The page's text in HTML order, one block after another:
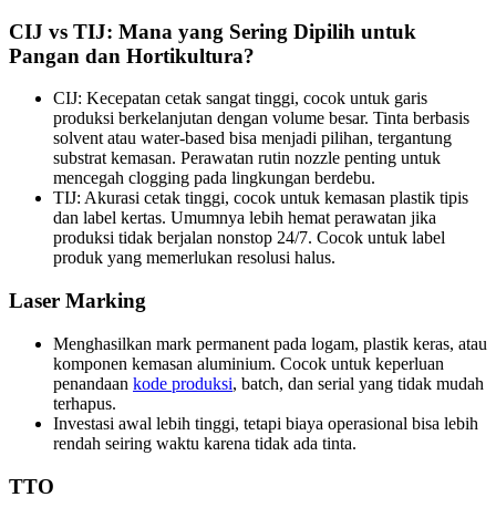
CIJ vs TIJ: Mana yang Sering Dipilih untuk
Pangan dan Hortikultura?
CIJ: Kecepatan cetak sangat tinggi, cocok untuk garis
produksi berkelanjutan dengan volume besar. Tinta berbasis
solvent atau water-based bisa menjadi pilihan, tergantung
substrat kemasan. Perawatan rutin nozzle penting untuk
mencegah clogging pada lingkungan berdebu.
TIJ: Akurasi cetak tinggi, cocok untuk kemasan plastik tipis
dan label kertas. Umumnya lebih hemat perawatan jika
produksi tidak berjalan nonstop 24/7. Cocok untuk label
produk yang memerlukan resolusi halus.
Laser Marking
Menghasilkan mark permanent pada logam, plastik keras, atau
komponen kemasan aluminium. Cocok untuk keperluan
penandaan kode produksi, batch, dan serial yang tidak mudah
terhapus.
Investasi awal lebih tinggi, tetapi biaya operasional bisa lebih
rendah seiring waktu karena tidak ada tinta.
TTO